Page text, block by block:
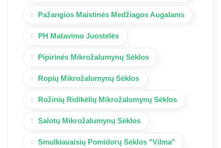
Pažangios Maistinės Medžiagos Augalams
PH Matavimo Juostelės
Pipirinės Mikrožalumynų Sėklos
Ropių Mikrožalumynų Sėklos
Rožinių Ridikėlių Mikrožalumynų Sėklos
Salotų Mikrožalumynų Sėklos
Smulkiavaisių Pomidorų Sėklos "Vilma"